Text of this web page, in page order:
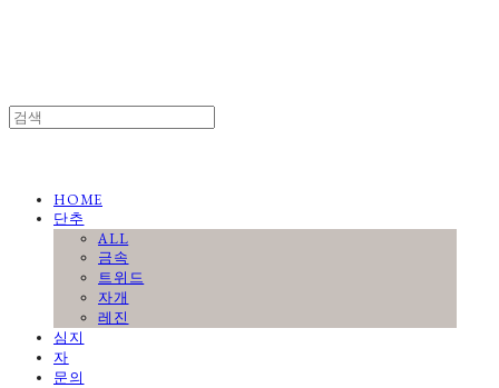
HOME
단추
ALL
금속
트위드
자개
레진
심지
자
문의